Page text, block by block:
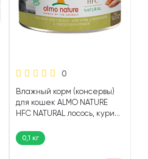
0
Влажный корм (консервы)
для кошек ALMO NATURE
HFC NATURAL лосось, курица
0,1 кг